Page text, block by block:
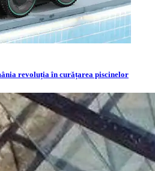
revoluția în curățarea piscinelor